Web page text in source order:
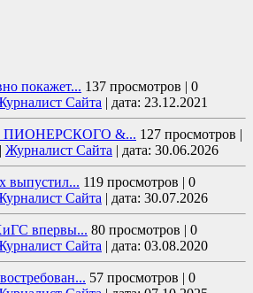
покажет... 137 просмотров | 0
Сайта | дата: 23.12.2021
ПИОНЕРСКОГО &... 127 просмотров |
| Журналист Сайта | дата: 30.06.2026
выпустил... 119 просмотров | 0
Сайта | дата: 30.07.2026
впервы... 80 просмотров | 0
Сайта | дата: 03.08.2020
57 просмотров | 0